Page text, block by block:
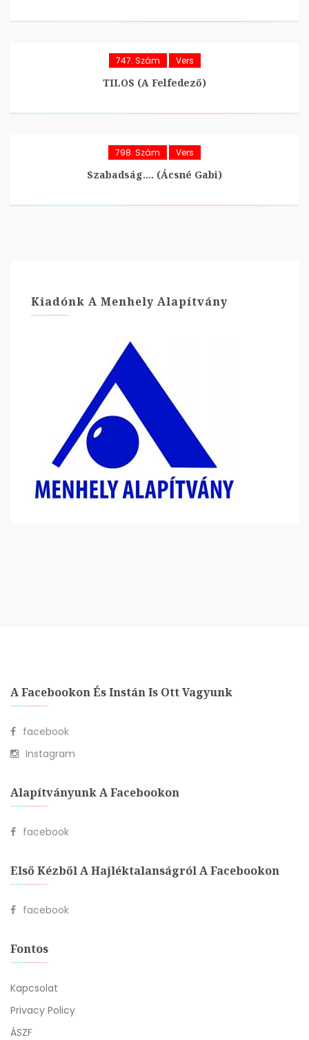
747. Szám Vers
TILOS (A Felfedező)
798. Szám Vers
Szabadság…. (Ácsné Gabi)
Kiadónk A Menhely Alapítvány
A Facebookon És Instán Is Ott Vagyunk
facebook
Instagram
Alapítványunk A Facebookon
facebook
Első Kézből A Hajléktalanságról A Facebookon
facebook
Fontos
Kapcsolat
Privacy Policy
ÁSZF